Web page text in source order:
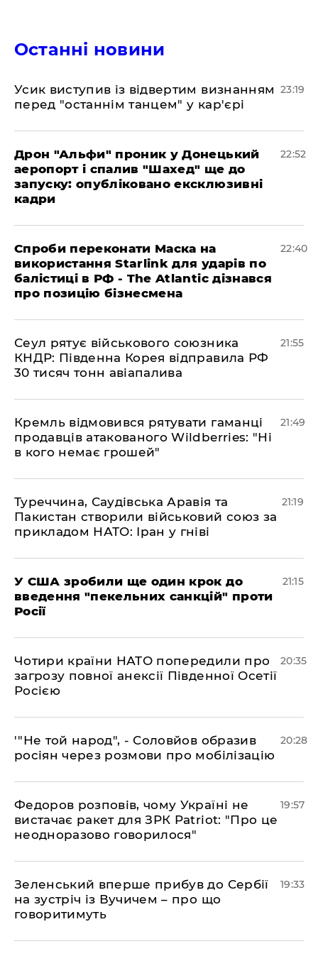
Останні новини
​Усик виступив із відвертим визнанням
перед "останнім танцем" у кар'єрі
23:19
​Дрон "Альфи" проник у Донецький
аеропорт і спалив "Шахед" ще до
запуску: опубліковано ексклюзивні
кадри
22:52
​Спроби переконати Маска на
використання Starlink для ударів по
балістиці в РФ - The Atlantic дізнався
про позицію бізнесмена
22:40
​Сеул рятує військового союзника
КНДР: Південна Корея відправила РФ
30 тисяч тонн авіапалива
21:55
​Кремль відмовився рятувати гаманці
продавців атакованого Wildberries: "Ні
в кого немає грошей"
21:49
​Туреччина, Саудівська Аравія та
Пакистан створили військовий союз за
прикладом НАТО: Іран у гніві
21:19
​У США зробили ще один крок до
введення "пекельних санкцій" проти
Росії
21:15
​Чотири країни НАТО попередили про
загрозу повної анексії Південної Осетії
Росією
20:35
​'"Не той народ", - Соловйов образив
росіян через розмови про мобілізацію
20:28
​Федоров розповів, чому Україні не
вистачає ракет для ЗРК Patriot: "Про це
неодноразово говорилося"
19:57
​Зеленський вперше прибув до Сербії
на зустріч із Вучичем – про що
говоритимуть
19:33